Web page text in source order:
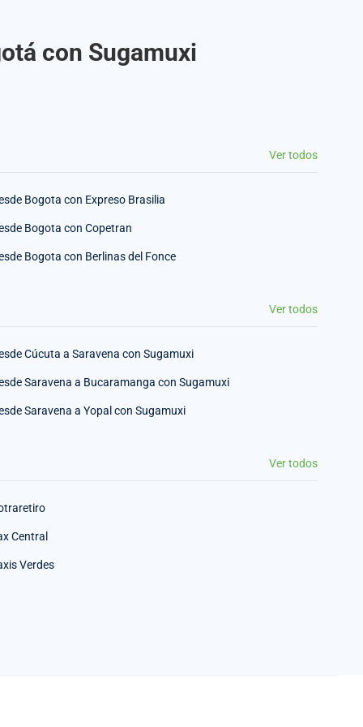
con Sugamuxi
Ver todos
Bogota con Expreso Brasilia
Bogota con Copetran
Bogota con Berlinas del Fonce
Ver todos
Cúcuta a Saravena con Sugamuxi
Saravena a Bucaramanga con Sugamuxi
Saravena a Yopal con Sugamuxi
Ver todos
Central
Verdes